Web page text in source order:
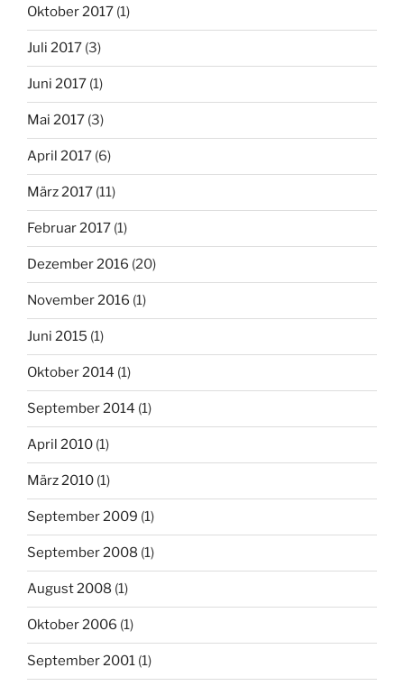
Oktober 2017 (1)
Juli 2017 (3)
Juni 2017 (1)
Mai 2017 (3)
April 2017 (6)
März 2017 (11)
Februar 2017 (1)
Dezember 2016 (20)
November 2016 (1)
Juni 2015 (1)
Oktober 2014 (1)
September 2014 (1)
April 2010 (1)
März 2010 (1)
September 2009 (1)
September 2008 (1)
August 2008 (1)
Oktober 2006 (1)
September 2001 (1)